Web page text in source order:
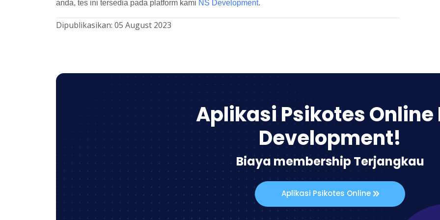
anda, tes ini tersedia pada platform kami NS Development.
Dipublikasikan: 05 August 2023
Aplikasi Psikotes Online
Development!
Biaya membership Terjangkau
Aplikasi Psikotes Online